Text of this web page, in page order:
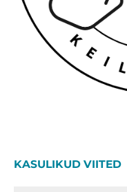
KASULIKUD VIITED